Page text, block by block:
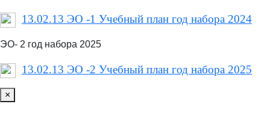
13.02.13 ЭО -1 Учебный план год набора 2024
ЭО- 2 год набора 2025
13.02.13 ЭО -2 Учебный план год набора 2025
×